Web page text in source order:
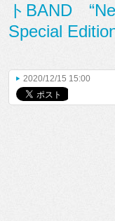
トBAND
Special
2020/12/15 15:00